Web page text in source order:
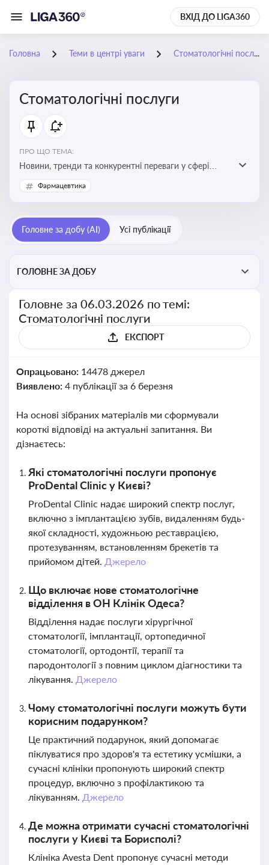
ВХІД ДО LIGA360
Головна Теми в центрі уваги Стоматологічні послуги
Стоматологічні послуги
ПРО ЩО ТЕМА:
Новини, тренди та конкурентні переваги у сфері
стоматологічних послуг. Використання новітніх
технологій та стратегій для покращення
Фармацевтика
Головне за добу (AI) Усі публікації
ГОЛОВНЕ ЗА ДОБУ
Головне за 06.03.2026 по темі:
Стоматологічні послуги
ЕКСПОРТ
Опрацьовано: 14478 джерел
Виявлено: 4 публікації за 6 березня
На основі зібраних матеріалів ми сформували
короткі відповіді на актуальні запитання. Ви
дізнаєтесь:
Які стоматологічні послуги пропонує
ProDental Clinic у Києві?
ProDental Clinic надає широкий спектр послуг,
включно з імплантацією зубів, видаленням будь-
якої складності, художньою реставрацією,
протезуванням, встановленням брекетів та
прийомом дітей. Джерело
Що включає нове стоматологічне
відділення в ОН Клінік Одеса?
Відділення надає послуги хірургічної
стоматології, імплантації, ортопедичної
стоматології, ортодонтії, терапії та
пародонтології з повним циклом діагностики та
лікування. Джерело
Чому стоматологічні послуги можуть бути
корисним подарунком?
Це практичний подарунок, який допомагає
піклуватися про здоров'я та естетику усмішки, а
сучасні клініки пропонують широкий спектр
процедур, включно з профілактикою та
лікуванням. Джерело
Де можна отримати сучасні стоматологічні
послуги у Києві та Борисполі?
Клініка Avesta Dent пропонує сучасні методи